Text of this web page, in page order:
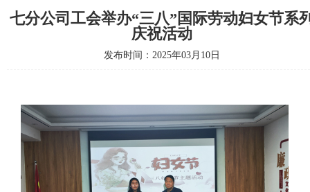
七分公司工会举办“三八”国际劳动妇女节系
庆祝活动
发布时间：2025年03月10日